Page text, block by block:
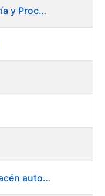
OE 08/19 - Técnico de Ingeniería y Procesos Productivos. Departamento de Timbre
OE 04/19 - Almacenero de almacén automático